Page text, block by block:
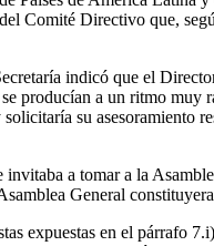
Comité Directivo que,
indicó que el
producían a un ritmo
su asesoramiento
a tomar a la
General
expuestas en el